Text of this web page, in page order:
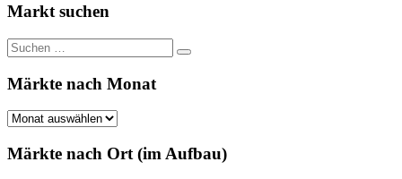
Markt suchen
Suchen
nach:
Suchen
Märkte nach Monat
Märkte
Monat
Märkte nach Ort (im Aufbau)